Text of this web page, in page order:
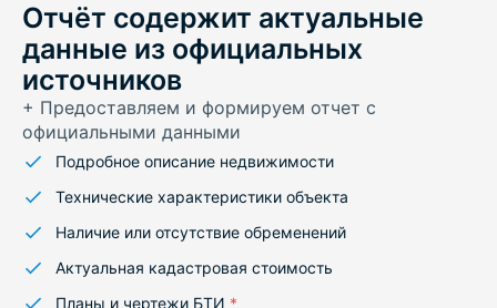
Отчёт содержит актуальные
данные из официальных
источников
+ Предоставляем и формируем отчет с
официальными данными
Подробное описание недвижимости
Технические характеристики объекта
Наличие или отсутствие обременений
Актуальная кадастровая стоимость
Планы и чертежи БТИ *